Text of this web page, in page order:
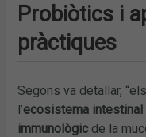
Probiòtics i
pràctiques
Segons va detallar, “els
l’ecosistema intestinal
immunològic de la